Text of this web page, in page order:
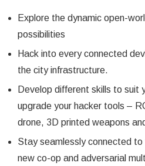
Explore the dynamic open-
possibilities
Hack into every connected
the city infrastructure.
Develop different skills to suit
upgrade your hacker tools –
drone, 3D printed weapons
Stay seamlessly connected to
new co-op and adversarial